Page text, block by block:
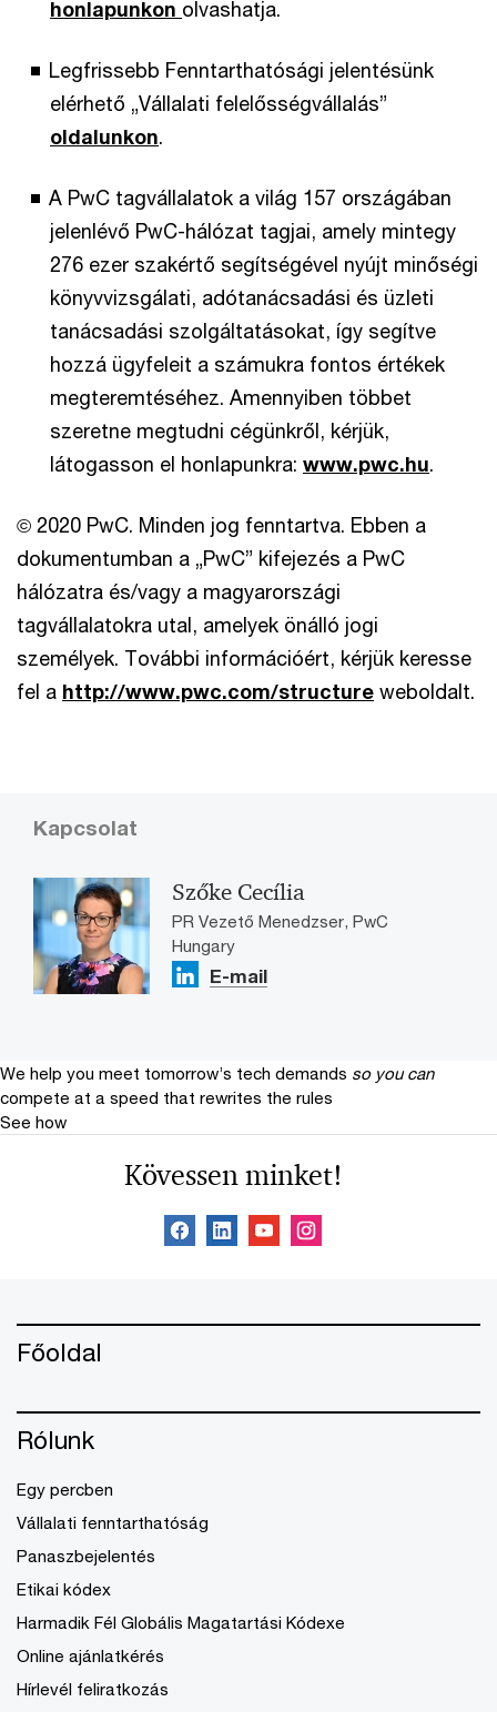
honlapunkon olvashatja.
Legfrissebb Fenntarthatósági jelentésünk
elérhető „Vállalati felelősségvállalás”
oldalunkon.
A PwC tagvállalatok a világ 157 országában
jelenlévő PwC-hálózat tagjai, amely mintegy
276 ezer szakértő segítségével nyújt minőségi
könyvvizsgálati, adótanácsadási és üzleti
tanácsadási szolgáltatásokat, így segítve
hozzá ügyfeleit a számukra fontos értékek
megteremtéséhez. Amennyiben többet
szeretne megtudni cégünkről, kérjük,
látogasson el honlapunkra: www.pwc.hu.
© 2020 PwC. Minden jog fenntartva. Ebben a
dokumentumban a „PwC” kifejezés a PwC
hálózatra és/vagy a magyarországi
tagvállalatokra utal, amelyek önálló jogi
személyek. További információért, kérjük keresse
fel a http://www.pwc.com/structure weboldalt.
Kapcsolat
Szőke Cecília
PR Vezető Menedzser, PwC
Hungary
E-mail
We help you meet tomorrow’s tech demands so you can
compete at a speed that rewrites the rules
See how
Kövessen minket!
Főoldal
Rólunk
Egy percben
Vállalati fenntarthatóság
Panaszbejelentés
Etikai kódex
Harmadik Fél Globális Magatartási Kódexe
Online ajánlatkérés
Hírlevél feliratkozás